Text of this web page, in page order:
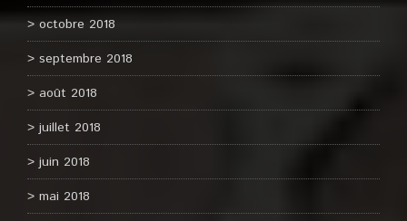
octobre 2018
septembre 2018
août 2018
juillet 2018
juin 2018
mai 2018